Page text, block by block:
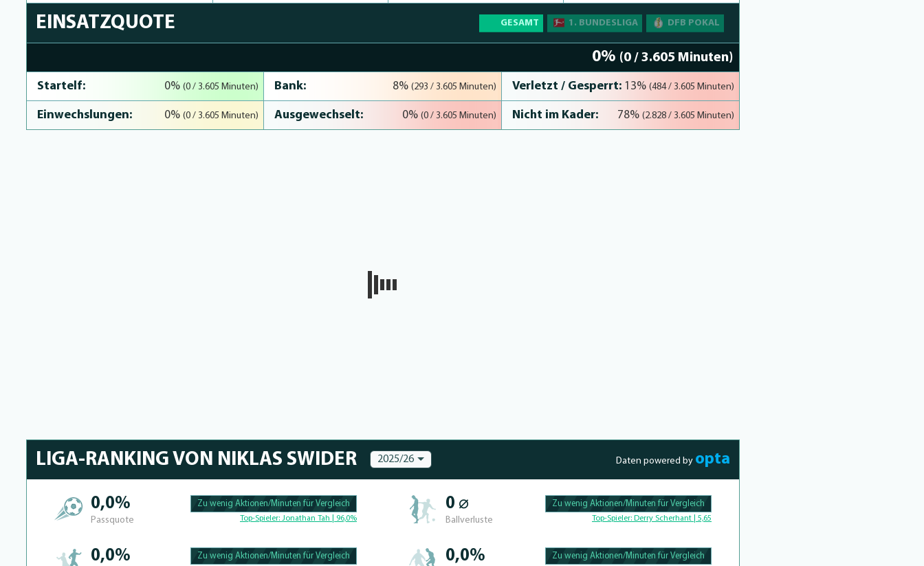
EINSATZQUOTE GESAMT 1. BUNDESLIGA DFB POKAL
0% (0 / 3.605 Minuten)
Startelf: 0%(0 / 3.605 Minuten) Bank: 8% (293 / 3.605 Minuten) Verletzt / Gesperrt: 13% (484 / 3.605 Minuten)
Einwechslungen: 0%(0 / 3.605 Minuten) Ausgewechselt: 0% (0 / 3.605 Minuten) Nicht im Kader: 78% (2.828 / 3.605 Minuten)
LIGA-RANKING VON NIKLAS SWIDER 2025/26 Daten powered by opta
0,0%
Passquote
100.39682539683% Complete
Zu wenig Aktionen/Minuten für Vergleich
Top-Spieler: Jonathan Tah | 96,0%
0,0% 100.390625% Complete
Zu wenig Aktionen/Minuten für Vergleich
0 ⌀
Ballverluste
100.47619047619% Complete
Zu wenig Aktionen/Minuten für Vergleich
Top-Spieler: Derry Scherhant | 5,65
0,0% 100.46296296296% Complete
Zu wenig Aktionen/Minuten für Vergleich